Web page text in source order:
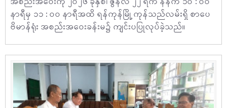
နာရီမှ ၁၁ : ဝဝ နာရီအထိ ရန်ကုန်မြို့ ကုန်သည်လမ်းရှိ စာပေ
ဗိမာန်ရုံး အစည်းအဝေးခန်းမ၌ ကျင်းပပြုလုပ်ခဲ့သည်။